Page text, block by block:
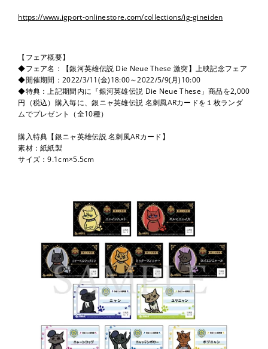
https://www.igport-onlinestore.com/collections/ig-gineiden
【フェア概要】
◆フェア名：【銀河英雄伝説 Die Neue These 激突】上映記念フェア
◆開催期間：2022/3/11(金)18:00～2022/5/9(月)10:00
◆特典：上記期間内に『銀河英雄伝説 Die Neue These」商品を2,000
円（税込）購入毎に、銀ニャ英雄伝説 名刺風ARカードを１枚ランダ
ムでプレゼント（全10種）
購入特典【銀ニャ英雄伝説 名刺風ARカード】
素材：紙紙製
サイズ：9.1cm×5.5cm